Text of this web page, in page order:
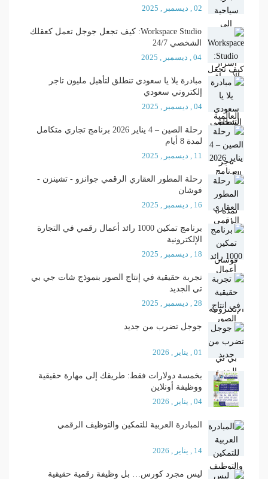
02 , ديسمبر , 2025
Workspace Studio: كيف تجعل جوجل تعمل كعقلك
الشخصي 24/7
04 , ديسمبر , 2025
مبادرة يلا يا سعودي تنطلق لتأهيل مليون تاجر
إلكتروني سعودي
04 , ديسمبر , 2025
رحلة الصين – 4 يناير 2026 برنامج تجاري متكامل
لمدة 8 أيام
11 , ديسمبر , 2025
رحلة المطور العقاري الرقمي جوانزو - تشينزن -
فوشان
16 , ديسمبر , 2025
برنامج تمكين 1000 رائد أعمال رقمي في التجارة
الإلكترونية
18 , ديسمبر , 2025
تجربة حقيقية في إنتاج الصور بنموذج شات جي بي
تي الجديد
28 , ديسمبر , 2025
جوجل تضرب من جديد
01 , يناير , 2026
بخمسة دولارات فقط: طريقك إلى مهارة حقيقية
ووظيفة أونلاين
04 , يناير , 2026
المبادرة العربية للتمكين والتوظيف الرقمي
14 , يناير , 2026
ليس مجرد كورس… بل وظيفة رقمية حقيقية